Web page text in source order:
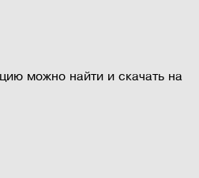
можно найти и скачать на